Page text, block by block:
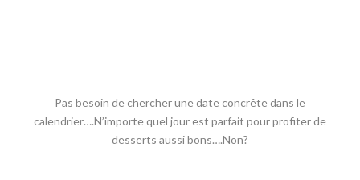
Pas besoin de chercher une date concrête dans le
calendrier….N’importe quel jour est parfait pour profiter de
desserts aussi bons….Non?